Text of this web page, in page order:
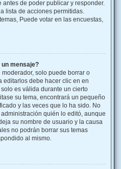
de poder publicar y responder.
lista de acciones permitidas.
Puede votar en las encuestas,
mensaje?
solo puede borrar o
editarlos debe hacer clic en en
es válida durante un cierto
su tema, encontrará un pequeño
y las veces que lo ha sido. No
quién lo editó, aunque
su nombre de usuario y la causa
no podrán borrar sus temas
al mismo.